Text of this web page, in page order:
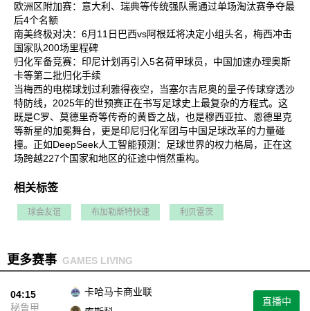
欧洲区附加赛‌：意大利、瑞典等传统强队需通过单场淘汰赛争夺最
后4个名额‌
南美终极对决‌：6月11日巴西vs阿根廷将决定小组头名，梅西冲击
国家队200场里程碑‌
归化军备竞赛‌：印尼计划再引入5名荷甲球员，中国加速办理奥斯
卡等第二批归化手续‌
当梅西的电梯球划过利雅得夜空，当塞尔吉尼奥的量子传球穿透沙
特防线，2025年的世预赛正在书写足球史上最复杂的方程式。这
既是C罗、莫德里奇等传奇的黄昏之战，也是穆西亚拉、恩德里克
等新星的加冕舞台，更是印尼归化军团与中国足球改革的力量碰
撞。正如DeepSeek人工智能预测：足球世界的权力格局，正在这
场跨越227个国家和地区的征途中悄然重构‌。
相关标签
球会友谊 布加勒斯特快速 利贝雷茨
更多赛事 GAMES LIVING
04:15
秘鲁甲
卡哈马卡商业联
直播中